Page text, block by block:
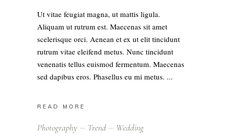
Ut vitae feugiat magna, ut mattis ligula.
Aliquam ut rutrum est. Maecenas sit amet
scelerisque orci. Aenean et ex ut elit tincidunt
rutrum vitae eleifend metus. Nunc tincidunt
venenatis tellus euismod fermentum. Maecenas
sed dapibus eros. Phasellus eu mi metus.
READ MORE
Photography Trend Wedding